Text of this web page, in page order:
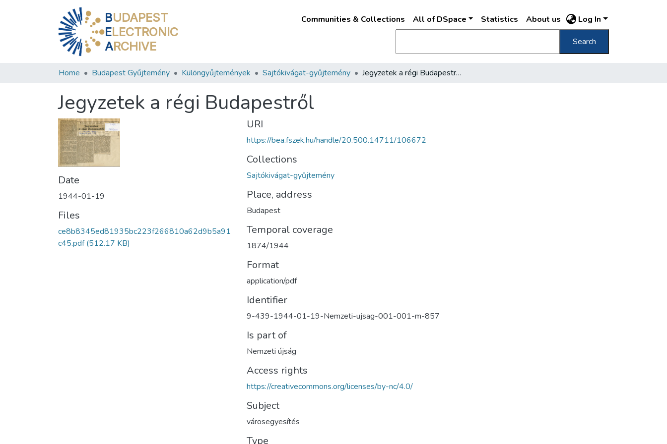
BUDAPEST
ELECTRONIC
ARCHIVE
Communities & Collections All of DSpace Statistics About us Log In
Search
Home Budapest Gyűjtemény Különgyűjtemények Sajtókivágat-gyűjtemény Jegyzetek a régi Budapestről
Jegyzetek a régi Budapestről
Date
1944-01-19
Files
ce8b8345ed81935bc223f266810a62d9b5a91
c45.pdf(512.17 KB)
URI
https://bea.fszek.hu/handle/20.500.14711/106672
Collections
Sajtókivágat-gyűjtemény
Place, address
Budapest
Temporal coverage
1874/1944
Format
application/pdf
Identifier
9-439-1944-01-19-Nemzeti-ujsag-001-001-m-857
Is part of
Nemzeti újság
Access rights
https://creativecommons.org/licenses/by-nc/4.0/
Subject
városegyesítés
Type